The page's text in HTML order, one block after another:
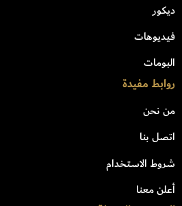
ديكور
فيديوهات
البومات
روابط مفيدة
من نحن
اتصل بنا
شروط الاستخدام
أعلن معنا